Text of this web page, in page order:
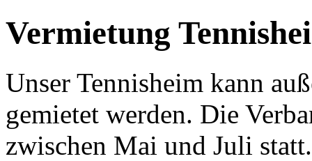
Vermietung
Unser Tennisheim kann
gemietet werden. Die
zwischen Mai und Juli statt.